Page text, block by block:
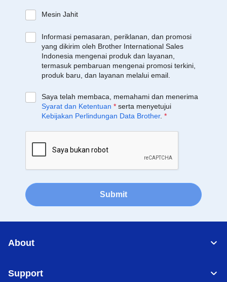
Mesin Jahit
Informasi pemasaran, periklanan, dan promosi
yang dikirim oleh Brother International Sales
Indonesia mengenai produk dan layanan,
termasuk pembaruan mengenai promosi terkini,
produk baru, dan layanan melalui email.
Saya telah membaca, memahami dan menerima
Syarat dan Ketentuan * serta menyetujui
Kebijakan Perlindungan Data Brother. *
Submit
About
Support